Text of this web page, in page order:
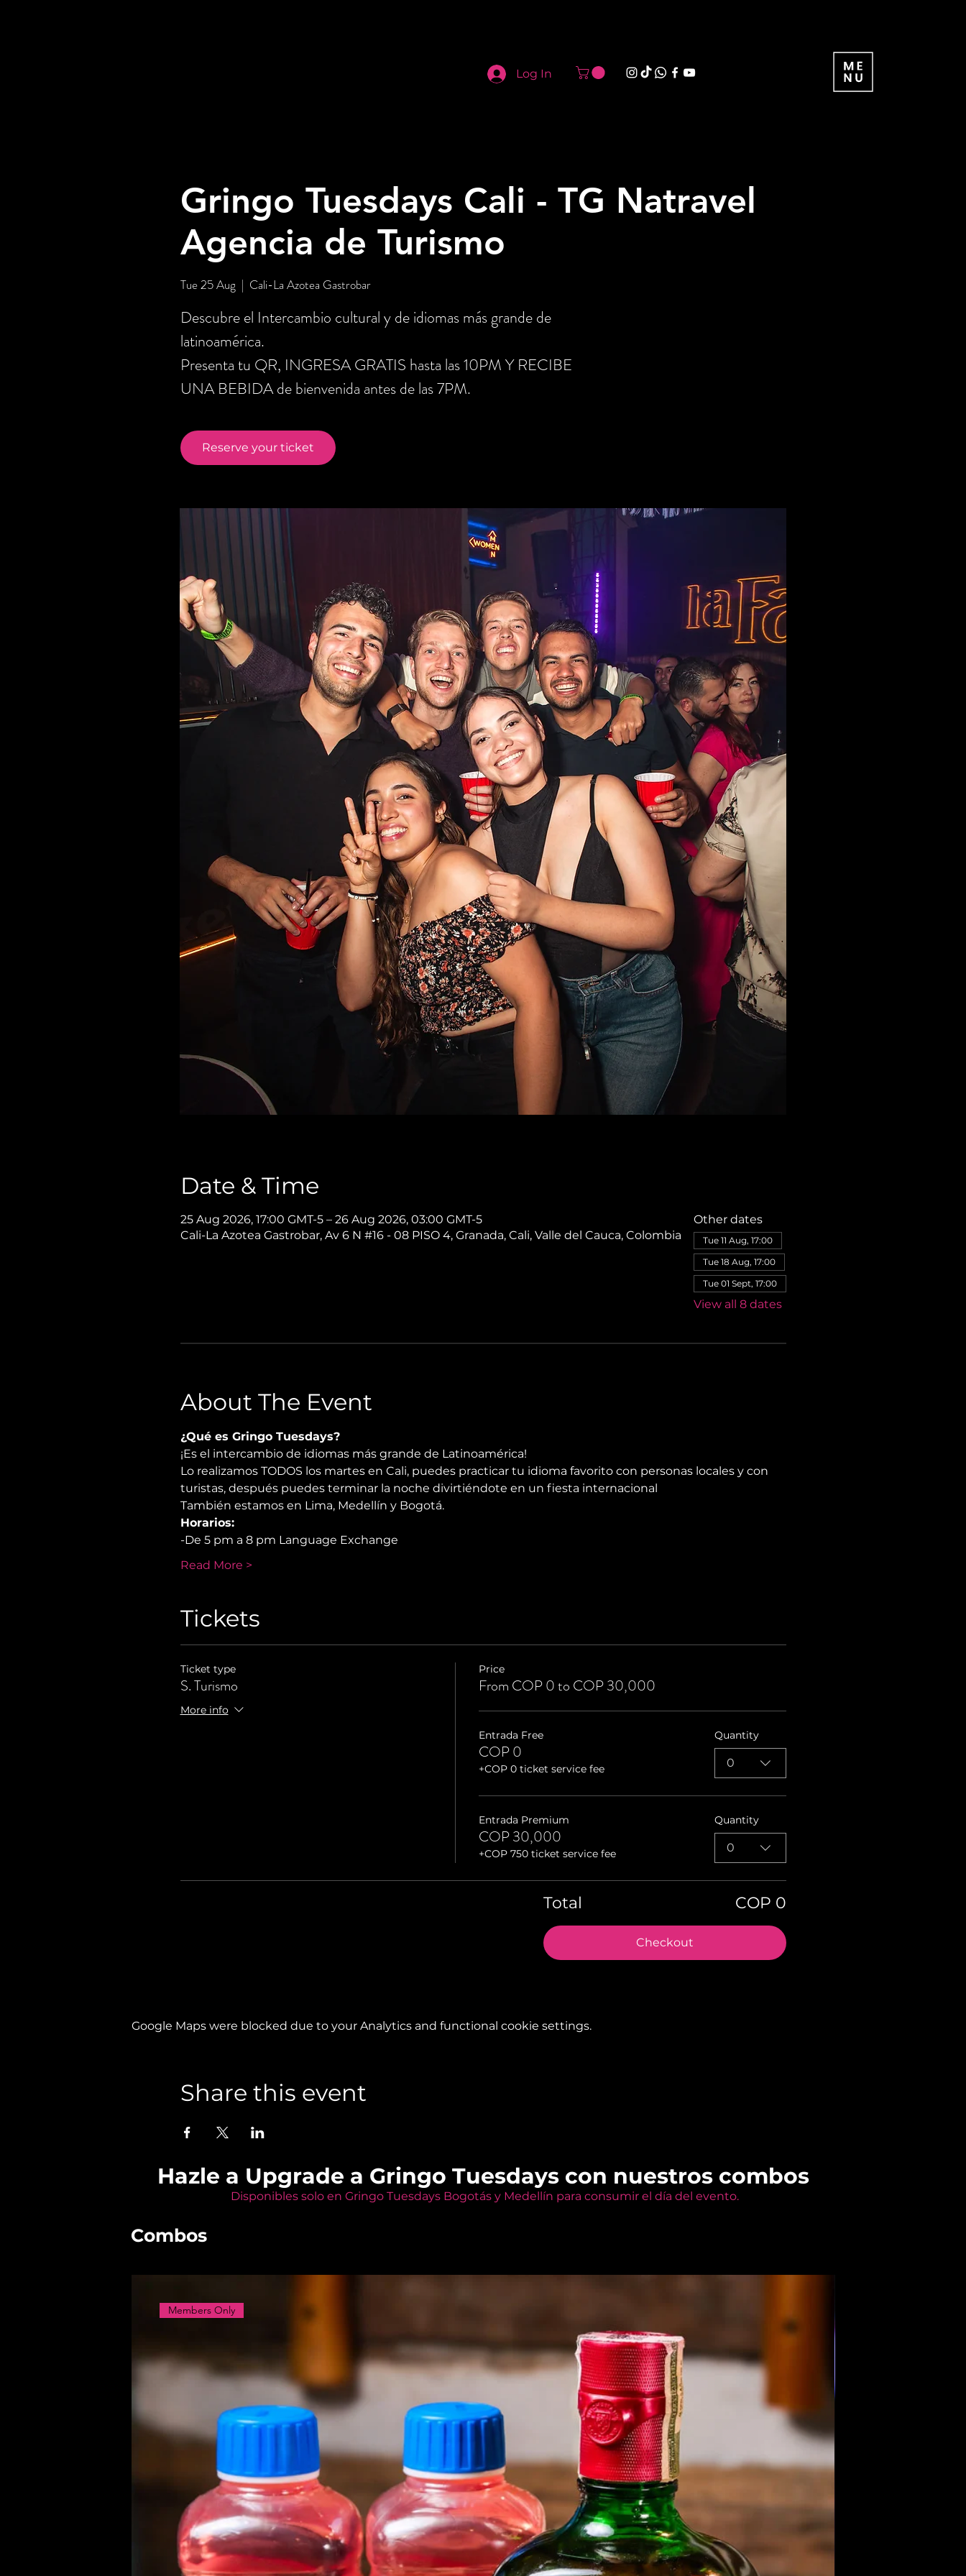
Log In
Gringo Tuesdays Cali - TG Natravel
Agencia de Turismo
Tue 25 Aug
  |
Cali-La Azotea Gastrobar
Descubre el Intercambio cultural y de idiomas más grande de
latinoamérica.
Presenta tu QR, INGRESA GRATIS hasta las 10PM Y RECIBE
UNA BEBIDA de bienvenida antes de las 7PM.
Reserve your ticket
Date & Time
25 Aug 2026, 17:00 GMT-5 – 26 Aug 2026, 03:00 GMT-5
Cali-La Azotea Gastrobar, Av 6 N #16 - 08 PISO 4, Granada, Cali, Valle del Cauca, Colombia
Other dates
Tue 11 Aug, 17:00
Tue 18 Aug, 17:00
Tue 01 Sept, 17:00
View all 8 dates
About The Event
¿Qué es Gringo Tuesdays?
¡Es el intercambio de idiomas más grande de Latinoamérica!
Lo realizamos TODOS los martes en Cali, puedes practicar tu idioma favorito con personas locales y con
turistas, después puedes terminar la noche divirtiéndote en un fiesta internacional
También estamos en Lima, Medellín y Bogotá.
Horarios:
-De 5 pm a 8 pm Language Exchange
Read More >
Tickets
Ticket type
S. Turismo
More info
Price
From COP 0 to COP 30,000
Entrada Free
COP 0
+COP 0 ticket service fee
Quantity
0
Entrada Premium
COP 30,000
+COP 750 ticket service fee
Quantity
0
Total COP 0
Checkout
Google Maps were blocked due to your Analytics and functional cookie settings.
Share this event
Hazle a Upgrade a Gringo Tuesdays con nuestros combos
Disponibles solo en Gringo Tuesdays Bogotás y Medellín para consumir el día del evento.
Combos
Members Only